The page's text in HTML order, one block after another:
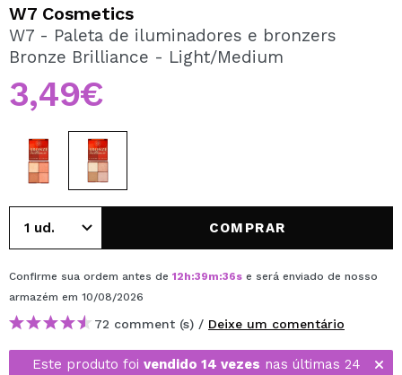
Ao criar uma conta no Maquibeauty.pt pode fazer as suas
compras rapidamente, verificar o estado das suas
W7 Cosmetics
W7 - Paleta de iluminadores e bronzers
Bronze Brilliance - Light/Medium
3,49€
COMPRAR
Confirme sua ordem antes de 12h:39m:36s e será enviado de nosso
armazém em 10/08/2026
72 comment (s) / Deixe um comentário
Este produto foi vendido 14 vezes nas últimas 24